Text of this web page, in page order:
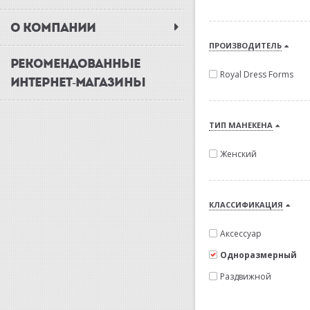
О КОМПАНИИ
РЕКОМЕНДОВАННЫЕ
ИНТЕРНЕТ-МАГАЗИНЫ
ПРОИЗВОДИТЕЛЬ
Royal Dress Forms
ТИП МАНЕКЕНА
Женский
КЛАССИФИКАЦИЯ
Аксессуар
Одноразмерный
Раздвижной